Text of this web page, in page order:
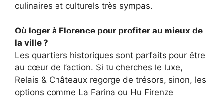
culinaires et culturels très sympas.
Où loger à Florence pour profiter au mieux de
la ville ?
Les quartiers historiques sont parfaits pour être
au cœur de l’action. Si tu cherches le luxe,
Relais & Châteaux regorge de trésors, sinon, les
options comme La Farina ou Hu Firenze